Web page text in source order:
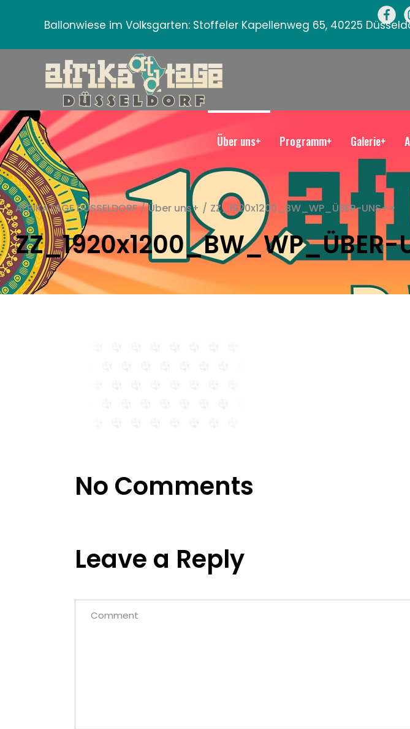
Ballonwiese im Volksgarten: Stoffeler Kapellenweg 65, 40225
Über uns+ Programm+ Galerie+
AFRIKATAGE DÜSSELDORF / Über uns+ / ZZ_1920x1200_BW_WP_ÜBER-UNS++
ZZ_1920x1200_BW_WP_ÜBER-
No Comments
Leave a Reply